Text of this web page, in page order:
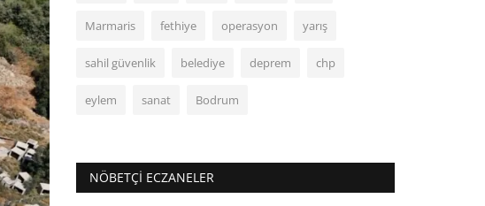
Marmaris fethiye operasyon yarış
sahil güvenlik belediye deprem chp
eylem sanat Bodrum
NÖBETÇI ECZANELER